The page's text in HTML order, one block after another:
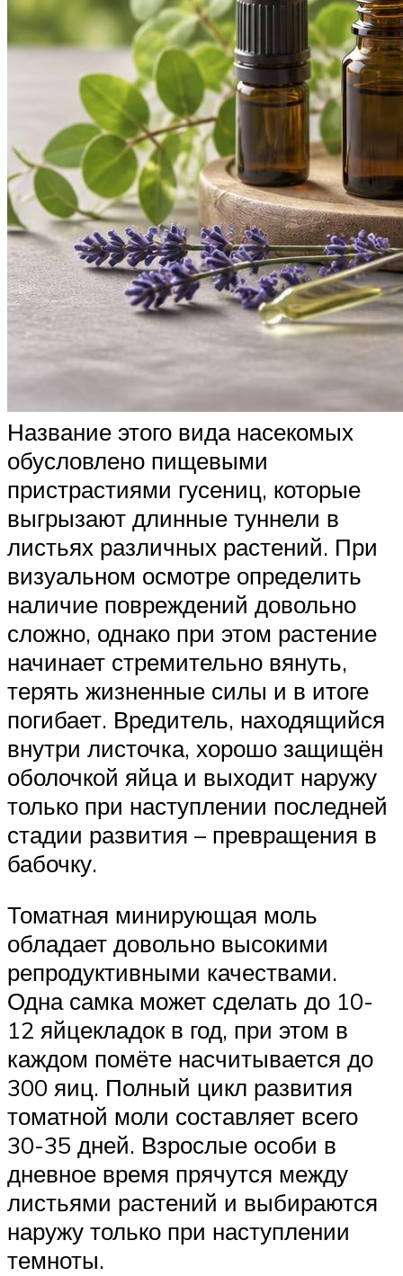
Название этого вида насекомых
обусловлено пищевыми
пристрастиями гусениц, которые
выгрызают длинные туннели в
листьях различных растений. При
визуальном осмотре определить
наличие повреждений довольно
сложно, однако при этом растение
начинает стремительно вянуть,
терять жизненные силы и в итоге
погибает. Вредитель, находящийся
внутри листочка, хорошо защищён
оболочкой яйца и выходит наружу
только при наступлении последней
стадии развития – превращения в
бабочку.
Томатная минирующая моль
обладает довольно высокими
репродуктивными качествами.
Одна самка может сделать до 10-
12 яйцекладок в год, при этом в
каждом помёте насчитывается до
300 яиц. Полный цикл развития
томатной моли составляет всего
30-35 дней. Взрослые особи в
дневное время прячутся между
листьями растений и выбираются
наружу только при наступлении
темноты.